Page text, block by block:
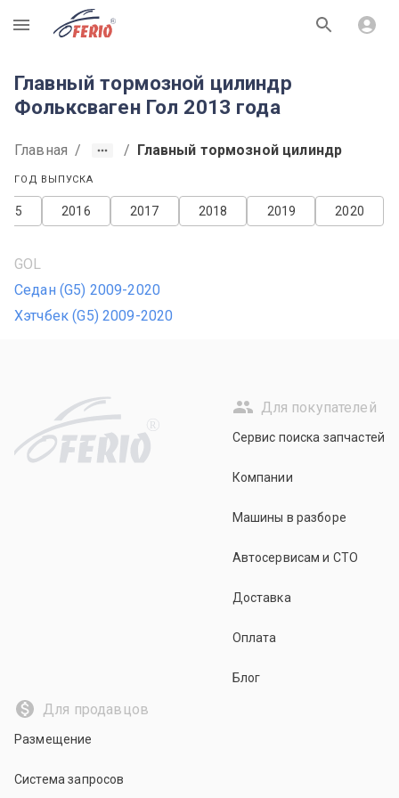
R
Главный тормозной цилиндр
Фольксваген Гол 2013 года
Главная / / Главный тормозной цилиндр
ГОД ВЫПУСКА
2020
2019
2018
2017
2016
GOL
Седан (G5) 2009-2020
Хэтчбек (G5) 2009-2020
R
Для покупателей
Сервис поиска запчастей
Компании
Машины в разборе
Автосервисам и СТО
Доставка
Оплата
Блог
Для продавцов
Размещение
Система запросов